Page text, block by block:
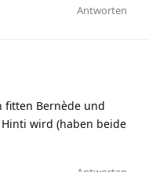
Antworten
fitten Bernède und
wird (haben beide